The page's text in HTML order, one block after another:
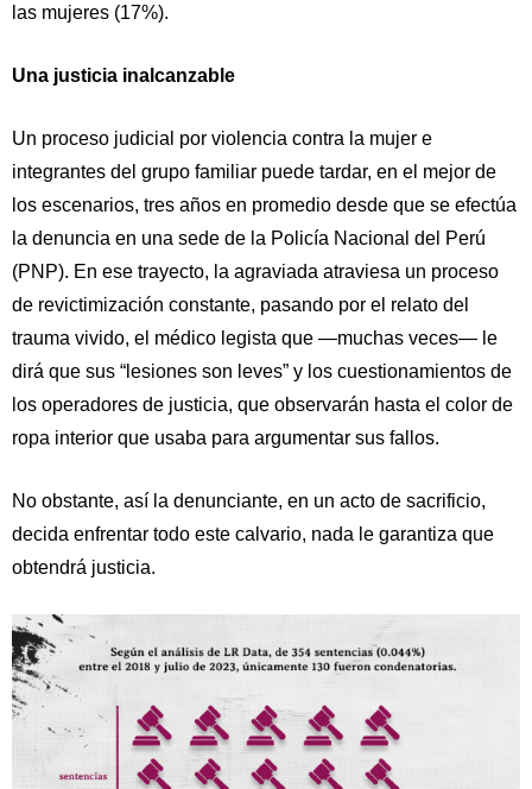
las mujeres (17%).
Una justicia inalcanzable
Un proceso judicial por violencia contra la mujer e
integrantes del grupo familiar puede tardar, en el mejor de
los escenarios, tres años en promedio desde que se efectúa
la denuncia en una sede de la Policía Nacional del Perú
(PNP). En ese trayecto, la agraviada atraviesa un proceso
de revictimización constante, pasando por el relato del
trauma vivido, el médico legista que —muchas veces— le
dirá que sus “lesiones son leves” y los cuestionamientos de
los operadores de justicia, que observarán hasta el color de
ropa interior que usaba para argumentar sus fallos.
No obstante, así la denunciante, en un acto de sacrificio,
decida enfrentar todo este calvario, nada le garantiza que
obtendrá justicia.